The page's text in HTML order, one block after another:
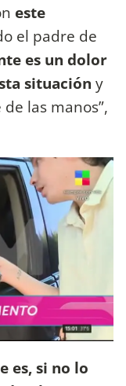
este
el padre de
es un dolor
situación y
las manos”,
es, si no lo